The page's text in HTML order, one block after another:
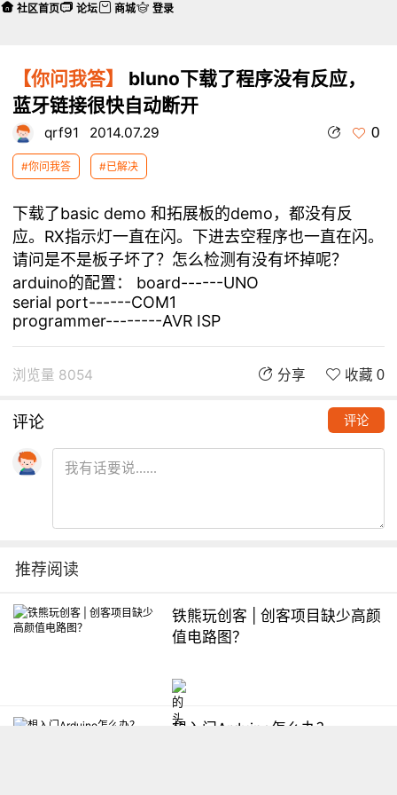
【你问我答】
bluno下载了程序没有反应，
蓝牙链接很快自动断开
qrf91 2014.07.29 0
#你问我答 #已解决
下载了basic demo 和拓展板的demo，都没有反
应。RX指示灯一直在闪。下进去空程序也一直在闪。
请问是不是板子坏了？怎么检测有没有坏掉呢？
arduino的配置： board------UNO
serial port------COM1
programmer--------AVR ISP
浏览量 8054 分享 收藏 0
评论 评论
推荐阅读
铁熊玩创客 | 创客项目缺少高颜
值电路图？
想入门Arduino怎么办？
社区首页 论坛 商城 登录